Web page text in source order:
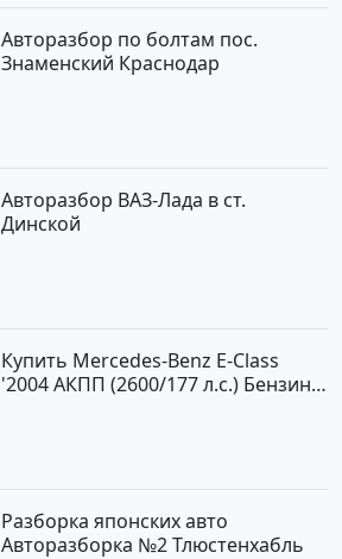
Авторазбор по болтам пос.
Знаменский Краснодар
Авторазбор ВАЗ-Лада в ст.
Динской
Купить Mercedes-Benz E-Class
'2004 АКПП (2600/177 л.с.) Бензин
Разборка японских авто
Авторазборка №2 Тлюстенхабль